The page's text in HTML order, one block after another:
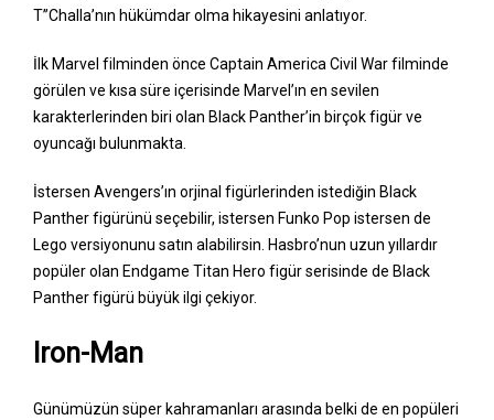
T’’Challa’nın hükümdar olma hikayesini anlatıyor.
İlk Marvel filminden önce Captain America Civil War filminde
görülen ve kısa süre içerisinde Marvel’ın en sevilen
karakterlerinden biri olan Black Panther’in birçok figür ve
oyuncağı bulunmakta.
İstersen Avengers’ın orjinal figürlerinden istediğin Black
Panther figürünü seçebilir, istersen Funko Pop istersen de
Lego versiyonunu satın alabilirsin. Hasbro’nun uzun yıllardır
popüler olan Endgame Titan Hero figür serisinde de Black
Panther figürü büyük ilgi çekiyor.
Iron-Man
Günümüzün süper kahramanları arasında belki de en popüleri